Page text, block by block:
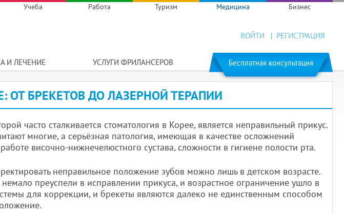
Учеба Работа Туризм Медицина Бизнес
ВОЙТИ РЕГИСТРАЦИЯ
И ЛЕЧЕНИЕ УСЛУГИ ФРИЛАНСЕРОВ Бесплатная консультация
ОТ БРЕКЕТОВ ДО ЛАЗЕРНОЙ ТЕРАПИИ
часто сталкивается стоматология в Корее, является неправильный прикус.
многие, а серьёзная патология, имеющая в качестве осложнений
височно-нижнечелюстного сустава, сложности в гигиене полости рта.
неправильное положение зубов можно лишь в детском возрасте.
преуспели в исправлении прикуса, и возрастное ограничение ушло в
для коррекции, и брекеты являются далеко не единственным способом